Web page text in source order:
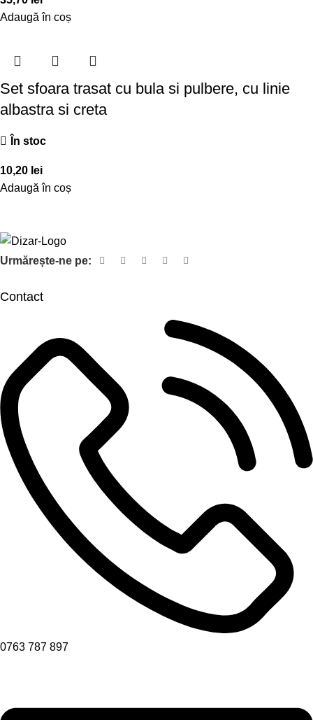
Adaugă în coș
Set sfoara trasat cu bula si pulbere, cu linie
albastra si creta
În stoc
10,20 lei
Adaugă în coș
Urmărește-ne pe:
Contact
0763 787 897